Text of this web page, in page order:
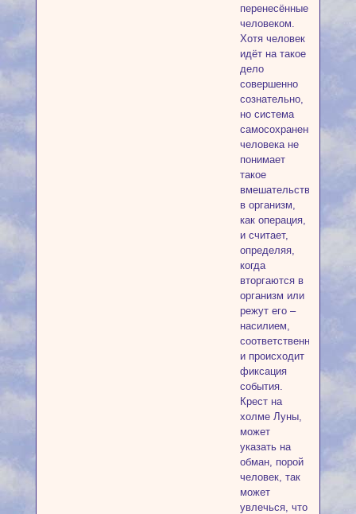
перенесённые
человеком.
Хотя человек
идёт на такое
дело
совершенно
сознательно,
но система
самосохранения
человека не
понимает
такое
вмешательство
в организм,
как операция,
и считает,
определяя,
когда
вторгаются в
организм или
режут его –
насилием,
соответственно
и происходит
фиксация
события.
Крест на
холме Луны,
может
указать на
обман, порой
человек, так
может
увлечься, что